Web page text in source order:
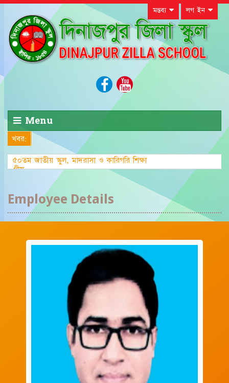
মন্তব্য লগ ইন
Menu
খবর:
৫০তম জাতীয় স্কুল, মাদরাসা ও কারিগরি শিক্ষা
গ্রীষ্মকালীন ক্রীড়
Employee Details